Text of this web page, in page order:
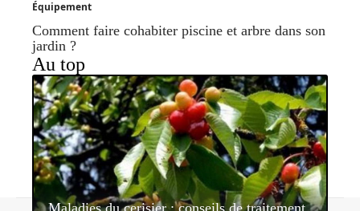
Équipement
Comment faire cohabiter piscine et arbre dans son
jardin ?
Au top
Maladies du cerisier : conseils de traitement